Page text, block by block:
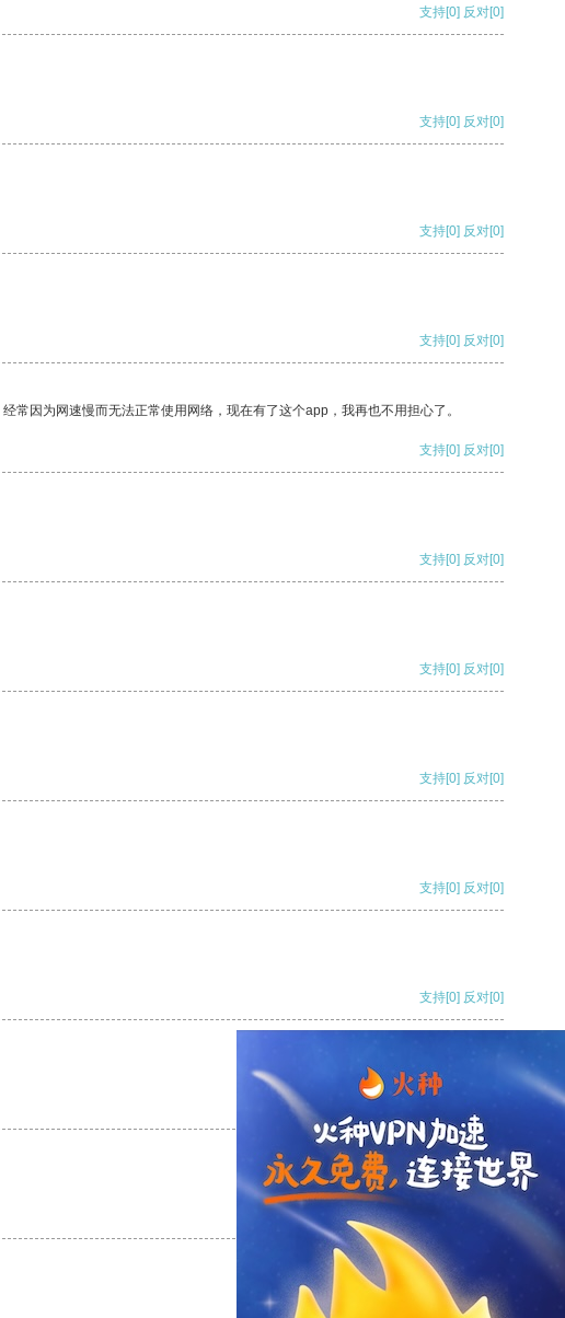
支持[0] 反对[0]
支持[0] 反对[0]
支持[0] 反对[0]
支持[0] 反对[0]
因为网速慢而无法正常使用网络，现在有了这个app，我再也不用担心了。
支持[0] 反对[0]
支持[0] 反对[0]
支持[0] 反对[0]
支持[0] 反对[0]
支持[0] 反对[0]
支持[0] 反对[0]
反对